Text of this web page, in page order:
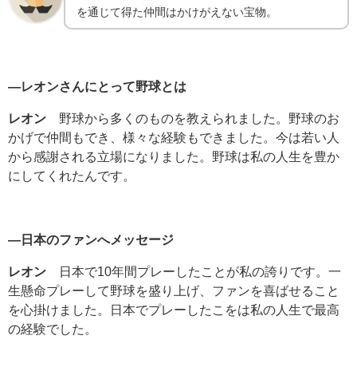
を通じて得た仲間はかけがえない宝物。
―レオンさんにとって野球とは
レオン 野球から多くのものを教えられました。野球のお
かげで仲間もでき、様々な経験もできました。今は若い人
から感謝される立場になりました。野球は私の人生を豊か
にしてくれたんです。
―日本のファンへメッセージ
レオン 日本で10年間プレーしたことが私の誇りです。一
生懸命プレーして野球を盛り上げ、ファンを喜ばせること
を心掛けました。日本でプレーしたこをは私の人生で最高
の経験でした。